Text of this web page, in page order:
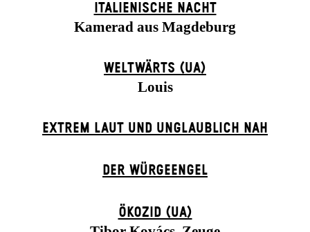
ITALIENISCHE NACHT
Kamerad aus Magdeburg
WELTWÄRTS (UA)
Louis
EXTREM LAUT UND UNGLAUBLICH NAH
DER WÜR­GE­ENG­EL
ÖKOZID (UA)